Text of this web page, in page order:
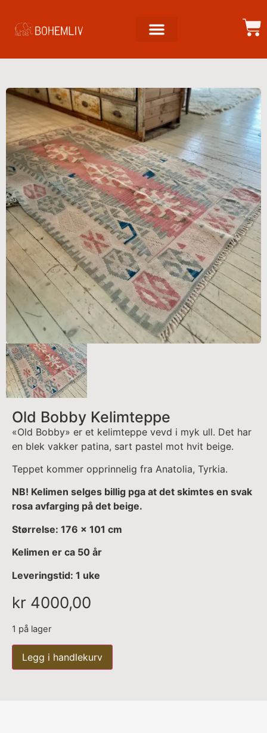
Old Bobby Kelimteppe
«Old Bobby» er et kelimteppe vevd i myk ull. Det har
en blek vakker patina, sart pastel mot hvit beige.
Teppet kommer opprinnelig fra Anatolia, Tyrkia.
NB! Kelimen selges billig pga at det skimtes en svak
rosa avfarging på det beige.
Størrelse: 176 x 101 cm
Kelimen er ca 50 år
Leveringstid: 1 uke
kr 4000,00
1 på lager
Legg i handlekurv